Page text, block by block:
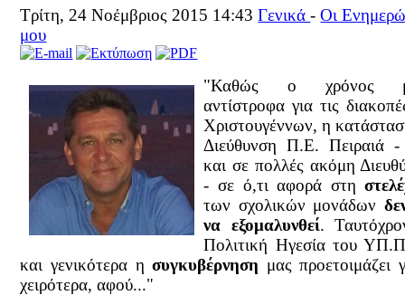
Τρίτη, 24 Νοέμβριος 2015 14:43Γενικά-Οι
μου
"Καθώς ο χρόνος
αντίστροφα για τις
Χριστουγέννων, η
Διεύθυνση Π.Ε. Πειραιά
και σε πολλές ακόμη
- σε ό,τι αφορά στη
των σχολικών μονάδων
να εξομαλυνθεί.
Πολιτική Ηγεσία του
και γενικότερα ησυγκυβέρνηση μας προετοιμάζει
χειρότερα, αφού..."